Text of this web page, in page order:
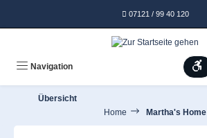
07121 / 99 40 120
Navigation
Übersicht
Home
Martha's Home